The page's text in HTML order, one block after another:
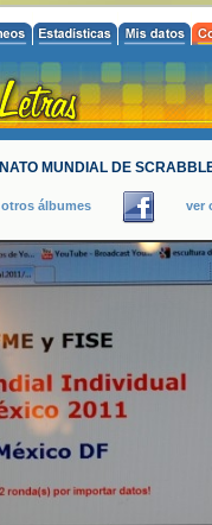
MUNDIAL DE
otros álbumes ver